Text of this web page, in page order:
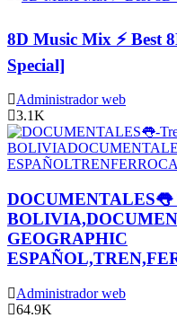
8D Music Mix ⚡ Best
Special]
Administrador web
3.1K
DOCUMENTALES👅
GEOGRAPHIC
Administrador web
64.9K